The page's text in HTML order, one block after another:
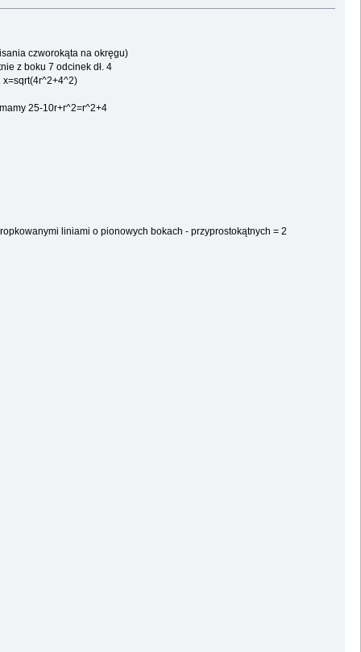
czworokąta na okręgu)
z boku 7 odcinek dł. 4
x=sqrt(4r^2+4^2)
25-10r+r^2=r^2+4
liniami o pionowych bokach - przyprostokątnych = 2